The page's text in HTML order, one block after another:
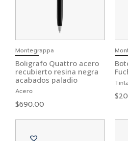
Montegrappa
Boligrafo Quattro acero
recubierto resina negra
acabados paladio
Acero
$690.00
Tinta
$